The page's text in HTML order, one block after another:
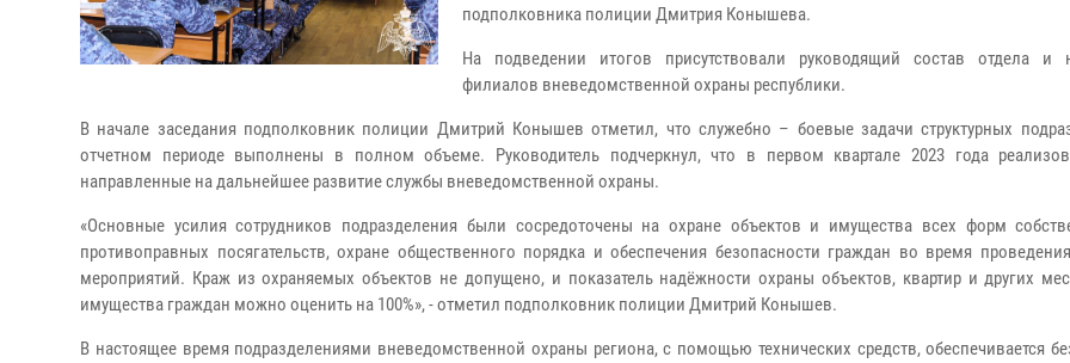
подполковника полиции Дмитрия Конышева.
На подведении итогов присутствовали руководящий состав отдела и
филиалов вневедомственной охраны республики.
В начале заседания подполковник полиции Дмитрий Конышев отметил, что служебно – боевые задачи структурных
отчетном периоде выполнены в полном объеме. Руководитель подчеркнул, что в первом квартале 2023 года
направленные на дальнейшее развитие службы вневедомственной охраны.
«Основные усилия сотрудников подразделения были сосредоточены на охране объектов и имущества всех форм
противоправных посягательств, охране общественного порядка и обеспечения безопасности граждан во время
мероприятий. Краж из охраняемых объектов не допущено, и показатель надёжности охраны объектов, квартир и других
имущества граждан можно оценить на 100%», - отметил подполковник полиции Дмитрий Конышев.
В настоящее время подразделениями вневедомственной охраны региона, с помощью технических средств, обеспечивается